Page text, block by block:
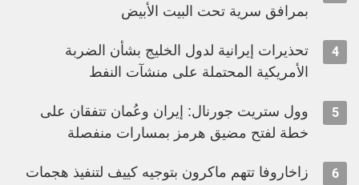
بمرافق سرية تحت البيت الأبيض
4
تحذيرات إيرانية لدول الخليج بشأن الضربة
الأمريكية المحتملة على منشآت النفط
5
وول ستريت جورنال: إيران وعُمان تتفقان على
خطة لفتح مضيق هرمز بمسارات منفصلة
6
زاخاروفا تتهم ماكرون بتوجيه كييف لتنفيذ هجمات